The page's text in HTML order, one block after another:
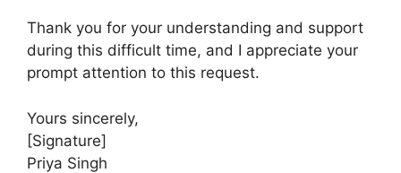
Thank you for your understanding and support
during this difficult time, and I appreciate your
prompt attention to this request.
Yours sincerely,
[Signature]
Priya Singh